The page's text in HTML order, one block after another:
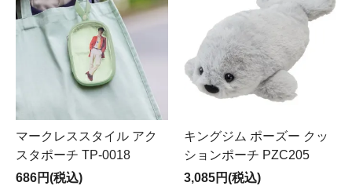
マークレススタイル アク
スタポーチ TP-0018
686円(税込)
キングジム ポーズー クッ
ションポーチ PZC205
3,085円(税込)